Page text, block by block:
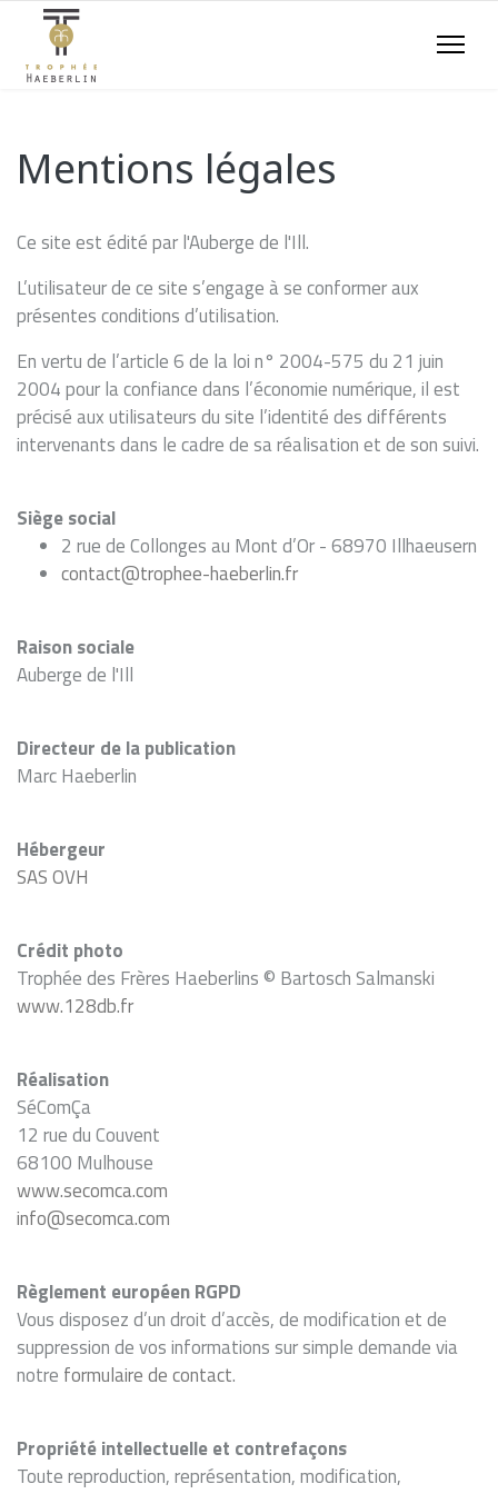
Mentions légales
Ce site est édité par l'Auberge de l'Ill.
L’utilisateur de ce site s’engage à se conformer aux
présentes conditions d’utilisation.
En vertu de l’article 6 de la loi n° 2004-575 du 21 juin
2004 pour la confiance dans l’économie numérique, il est
précisé aux utilisateurs du site l’identité des différents
intervenants dans le cadre de sa réalisation et de son suivi.
Siège social
2 rue de Collonges au Mont d’Or - 68970 Illhaeusern
contact@trophee-haeberlin.fr
Raison sociale
Auberge de l'Ill
Directeur de la publication
Marc Haeberlin
Hébergeur
SAS OVH
Crédit photo
Trophée des Frères Haeberlins © Bartosch Salmanski
www.128db.fr
Réalisation
SéComÇa
12 rue du Couvent
68100 Mulhouse
www.secomca.com
info@secomca.com
Règlement européen RGPD
Vous disposez d’un droit d’accès, de modification et de
suppression de vos informations sur simple demande via
notre formulaire de contact.
Propriété intellectuelle et contrefaçons
Toute reproduction, représentation, modification,